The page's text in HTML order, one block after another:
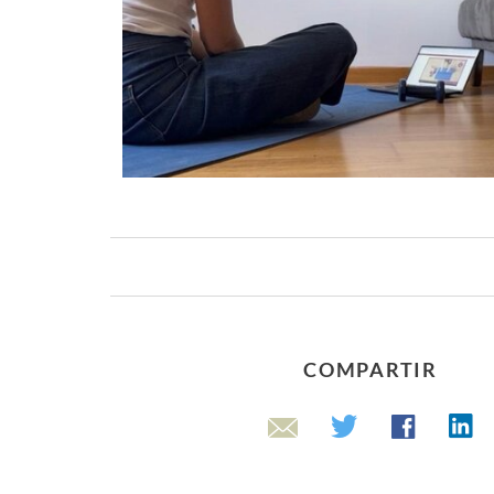
COMPARTIR
Email TwitterFacebook